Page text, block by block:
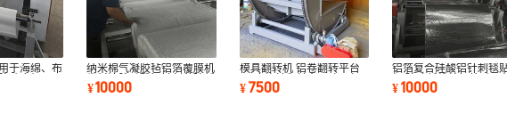
于海绵、布
贴合机不干
纳米棉气凝胶毡铝箔覆膜机
卷材涂胶硅酸铝针刺毯玻纤
铝箔贴合机
¥10000
模具翻转机 铝卷翻转平台
90度旋转翻转台 3吨5吨
20吨翻卷机
¥7500
铝箔复合硅酸铝针刺毯
机 玻璃纤维棉铝箔贴面
吸音棉覆膜机
¥10000